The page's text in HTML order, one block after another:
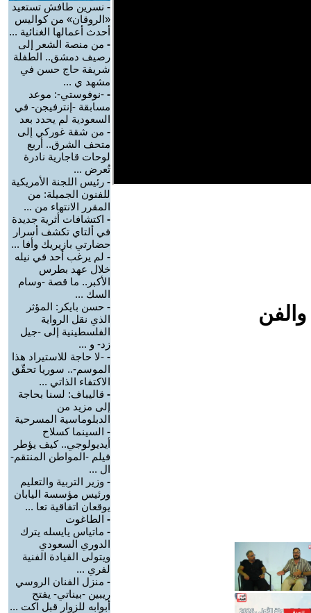
- نسرين طافش تستعيد
«الروقان» من كواليس
أحدث أعمالها الغنائية ...
- من منصة الشعر إلى
رصيف دمشق.. الطفلة
شريفة حاج حسن في
مشهد ي ...
- -نوفوستي-: موعد
مسابقة -إنترفيجن- في
السعودية لم يحدد بعد
- من شقة غوركي إلى
متحف الشرق.. أربع
لوحات قاجارية نادرة
تُعرض ...
- رئيس اللجنة الأمريكية
للفنون الجميلة: من
المقرر الانتهاء من ...
- اكتشافات أثرية جديدة
في ألتاي تكشف أسرار
حضارتي بازيريك وأفا ...
- لم يرغب أحد في نيله
خلال عهد بطرس
الأكبر.. ما قصة -وسام
السك ...
- حسن بايكر: المؤثر
الذي نقل الرواية
الفلسطينية إلى -جيل
زد- و ...
- -لا حاجة للاستيراد هذا
الموسم-.. سوريا تحقّق
الاكتفاء الذاتي ...
- قاليباف: لسنا بحاجة
إلى مزيد من
الدبلوماسية المسرحية
- السينما كسلاح
أيديولوجي.. كيف يؤطر
فيلم -المواطن المنتقم-
ال ...
- وزير التربية والتعليم
ورئيس مؤسسة اليابان
يوقعان اتفاقية تعا ...
- الطاغوت
- ماتياس يايسله يترك
الدوري السعودي
ويتولى القيادة الفنية
لفري ...
- منزل الفنان الروسي
ريبين -بيناتي- يفتح
أبوابه للزوار قبل اكت ...